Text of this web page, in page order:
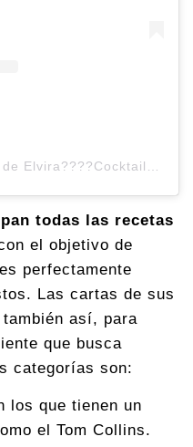
todas las recetas
el objetivo de
perfectamente
Las cartas de sus
así, para
que busca
categorías son:
los que tienen un
el Tom Collins.